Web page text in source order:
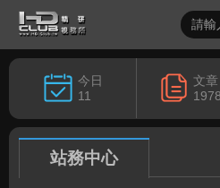
今日
11
文章
站務中心